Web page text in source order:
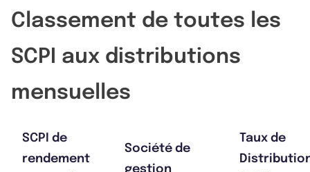
Classement de toutes les
SCPI aux distributions
mensuelles
SCPI de
rendement
Société de
gestion
Taux de